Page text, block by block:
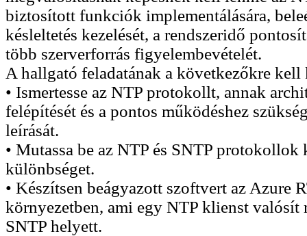
biztosított funkciók implementálására,
késleltetés kezelését, a rendszeridő
több szerverforrás figyelembevételét.
A hallgató feladatának a következőkre
• Ismertesse az NTP protokollt, annak
felépítését és a pontos működéshez
leírását.
• Mutassa be az NTP és SNTP protokollok
különbséget.
• Készítsen beágyazott szoftvert az Azure
környezetben, ami egy NTP klienst valósít
SNTP helyett.